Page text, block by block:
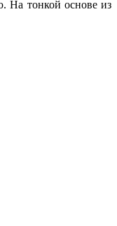
На тонкой основе из